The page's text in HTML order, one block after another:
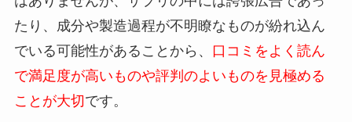
たり、成分や製造過程が不明瞭なものが紛れ込ん
でいる可能性があることから、
口コミをよく読ん
で満足度が高いものや評判のよいものを見極める
ことが大切 です。